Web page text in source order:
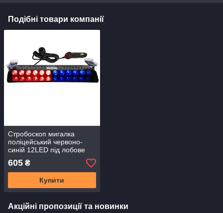
Подібні товари компанії
Стробоскоп мигалка
поліцейський червоно-
синій 12LED під лобове
605 ₴
Купити
Акційні пропозиції та новинки